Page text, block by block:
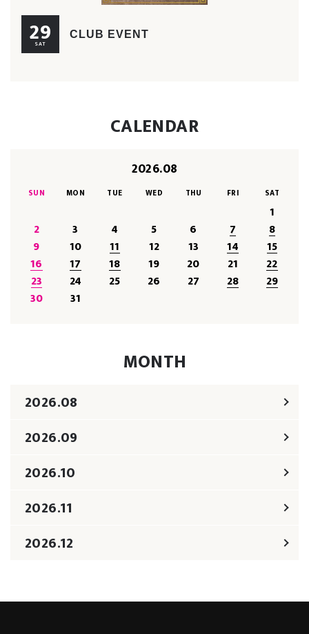
29
SAT
CLUB EVENT
CALENDAR
2026.08
SUN MON TUE WED THU FRI SAT
1
2
3 4 5 6 7
8
9
10 11 12 13 14
15
16
17 18 19 20 21
22
23
24 25 26 27 28
29
30
31
MONTH
2026.08
2026.09
2026.10
2026.11
2026.12